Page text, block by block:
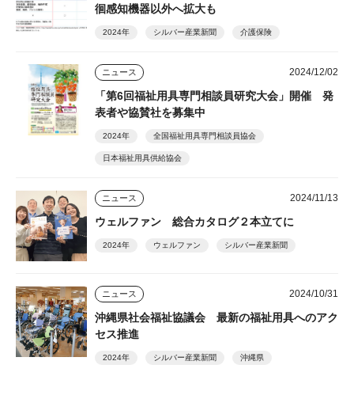
徊感知機器以外へ拡大も
2024年 シルバー産業新聞 介護保険
ニュース 2024/12/02
「第6回福祉用具専門相談員研究大会」開催 発
表者や協賛社を募集中
2024年 全国福祉用具専門相談員協会
日本福祉用具供給協会
ニュース 2024/11/13
ウェルファン 総合カタログ２本立てに
2024年 ウェルファン シルバー産業新聞
ニュース 2024/10/31
沖縄県社会福祉協議会 最新の福祉用具へのアク
セス推進
2024年 シルバー産業新聞 沖縄県